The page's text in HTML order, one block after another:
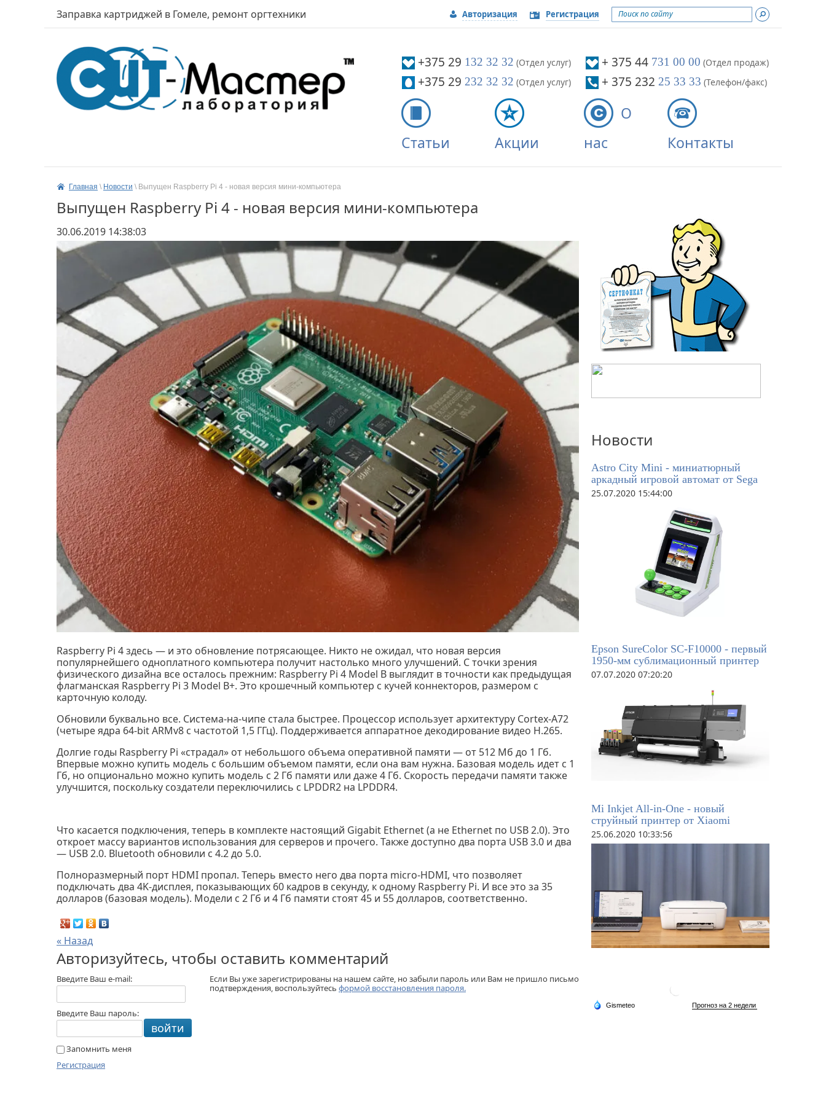
Регистрация
Авторизация
Заправка картриджей в Гомеле, ремонт оргтехники
+375 29 132 32 32 (Отдел услуг) + 375 44 731 00 00 (Отдел продаж)
+375 29 232 32 32 (Отдел услуг) + 375 232 25 33 33 (Телефон/факс)
Статьи Акции
О
нас
Контакты
Главная \ Новости \ Выпущен Raspberry Pi 4 - новая версия мини-компьютера
Новости
Astro City Mini - миниатюрный
аркадный игровой автомат от Sega
25.07.2020 15:44:00
Epson SureColor SC-F10000 - первый
1950-мм сублимационный принтер
07.07.2020 07:20:20
Mi Inkjet All-in-One - новый
струйный принтер от Xiaomi
25.06.2020 10:33:56
Выпущен Raspberry Pi 4 - новая версия мини-компьютера
30.06.2019 14:38:03
Raspberry Pi 4 здесь — и это обновление потрясающее. Никто не ожидал, что новая версия
популярнейшего одноплатного компьютера получит настолько много улучшений. С точки зрения
физического дизайна все осталось прежним: Raspberry Pi 4 Model B выглядит в точности как предыдущая
флагманская Raspberry Pi 3 Model B+. Это крошечный компьютер с кучей коннекторов, размером с
карточную колоду.
Обновили буквально все. Система-на-чипе стала быстрее. Процессор использует архитектуру Cortex-A72
(четыре ядра 64-bit ARMv8 с частотой 1,5 ГГц). Поддерживается аппаратное декодирование видео H.265.
Долгие годы Raspberry Pi «страдал» от небольшого объема оперативной памяти — от 512 Мб до 1 Гб.
Впервые можно купить модель с большим объемом памяти, если она вам нужна. Базовая модель идет с 1
Гб, но опционально можно купить модель с 2 Гб памяти или даже 4 Гб. Скорость передачи памяти также
улучшится, поскольку создатели переключились с LPDDR2 на LPDDR4.
Что касается подключения, теперь в комплекте настоящий Gigabit Ethernet (а не Ethernet по USB 2.0). Это
откроет массу вариантов использования для серверов и прочего. Также доступно два порта USB 3.0 и два
— USB 2.0. Bluetooth обновили с 4.2 до 5.0.
Полноразмерный порт HDMI пропал. Теперь вместо него два порта micro-HDMI, что позволяет
подключать два 4K-дисплея, показывающих 60 кадров в секунду, к одному Raspberry Pi. И все это за 35
долларов (базовая модель). Модели с 2 Гб и 4 Гб памяти стоят 45 и 55 долларов, соответственно.
« Назад
Авторизуйтесь, чтобы оставить комментарий
Введите Ваш e-mail:
Введите Ваш пароль:
войти
Запомнить меня
Регистрация
Если Вы уже зарегистрированы на нашем сайте, но забыли пароль или Вам не пришло письмо
подтверждения, воспользуйтесь формой восстановления пароля.